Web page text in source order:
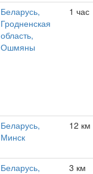
Беларусь,
Гродненская
область,
Ошмяны
1 час
Беларусь,
Минск
12 км
Беларусь,
3 км